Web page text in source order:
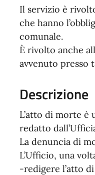
Il servizio è
che hanno
comunale.
È rivolto anche
avvenuto presso
Descrizione
L’atto di morte
redatto
La denuncia di
L’Ufficio, una
-redigere l’atto